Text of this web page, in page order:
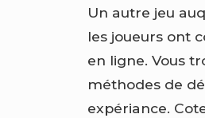
Un autre jeu
les joueurs ont
en ligne. Vous
méthodes de
expériance.